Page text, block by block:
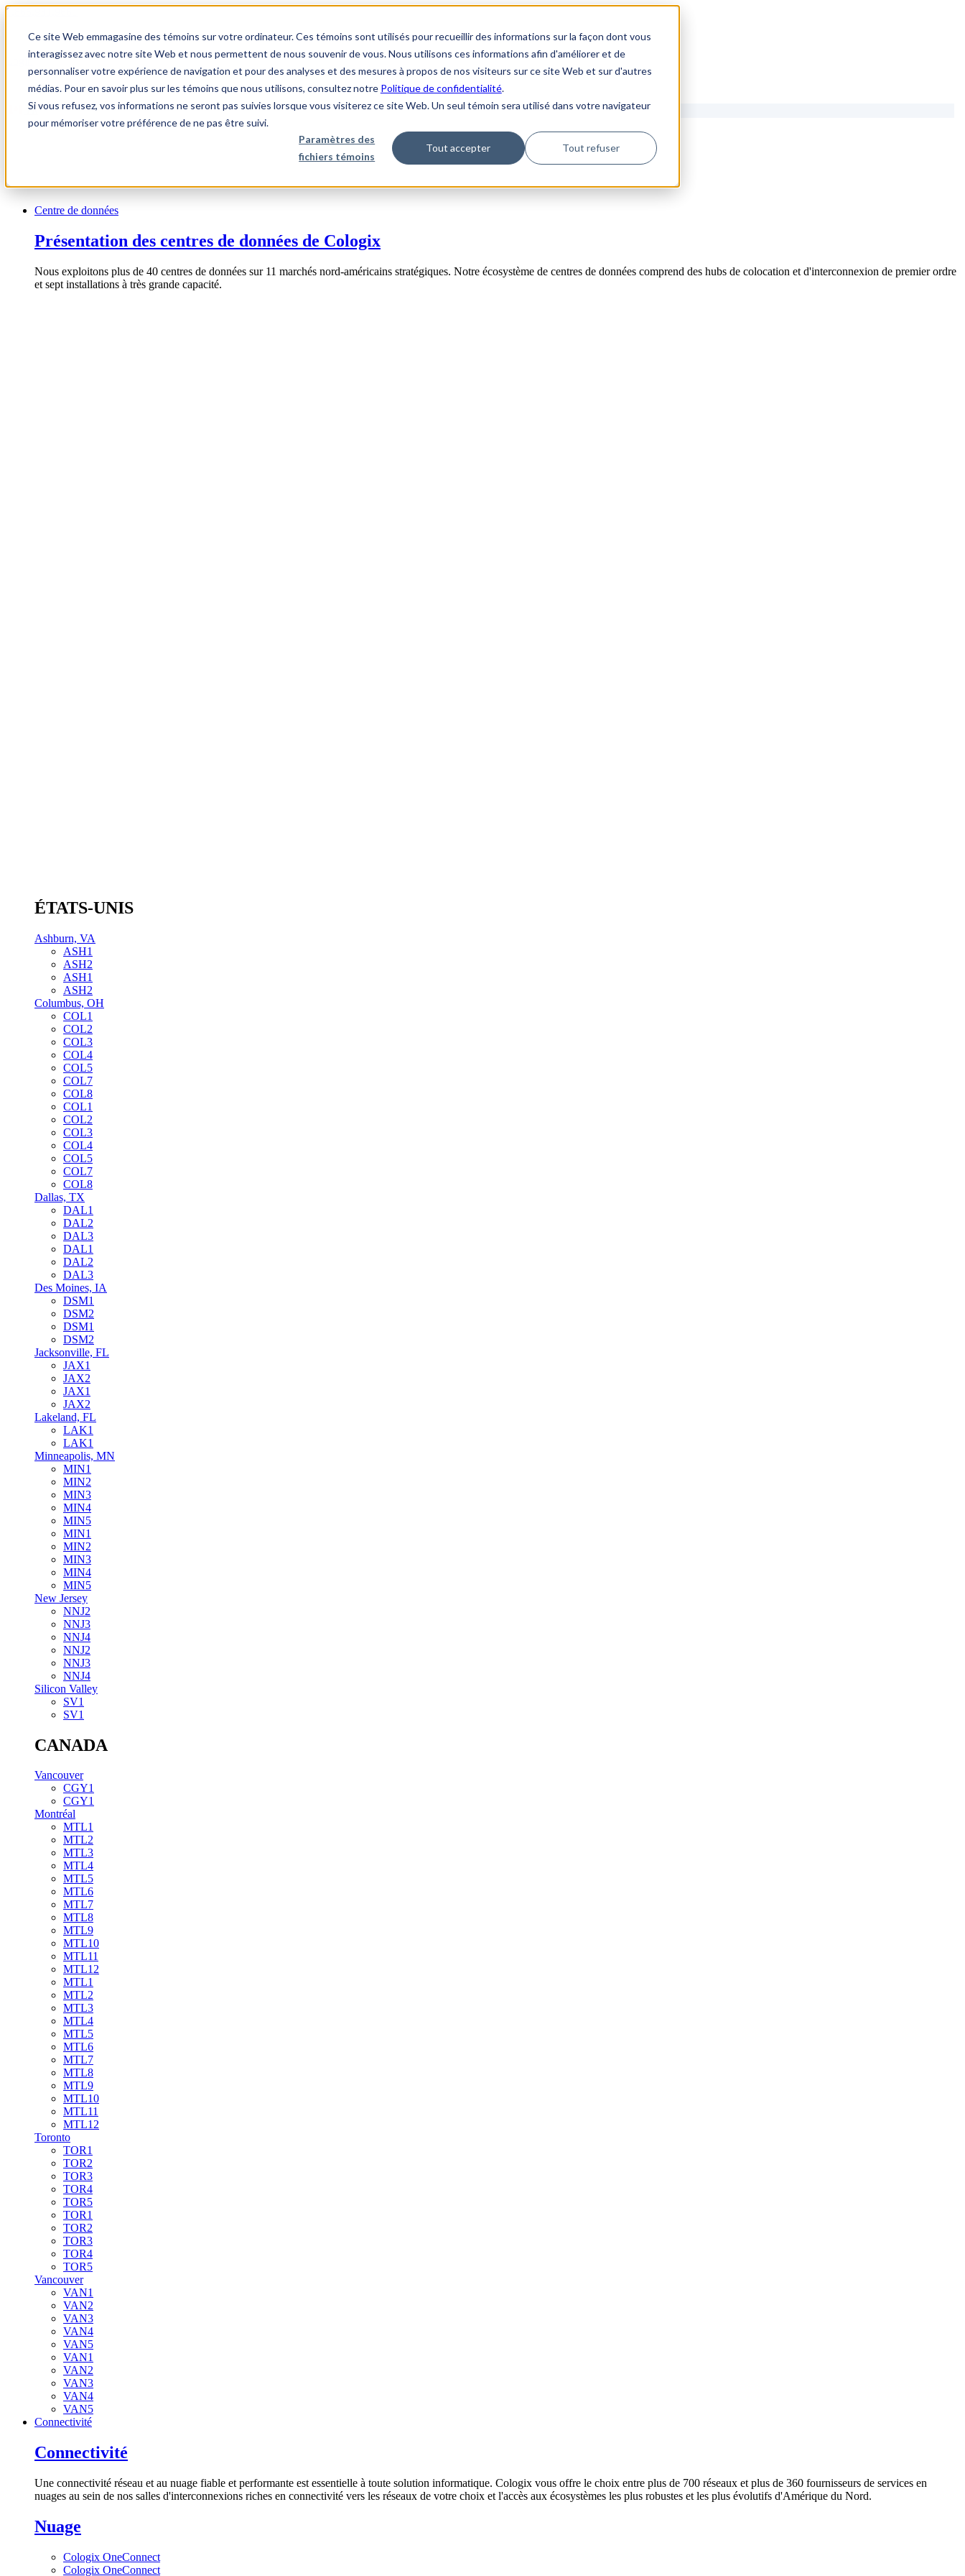
Ce site Web emmagasine des témoins sur votre ordinateur. Ces témoins sont utilisés pour recueillir des informations sur la façon dont vous
interagissez avec notre site Web et nous permettent de nous souvenir de vous. Nous utilisons ces informations afin d'améliorer et de
personnaliser votre expérience de navigation et pour des analyses et des mesures à propos de nos visiteurs sur ce site Web et sur d'autres
médias. Pour en savoir plus sur les témoins que nous utilisons, consultez notre Politique de confidentialité.
Si vous refusez, vos informations ne seront pas suivies lorsque vous visiterez ce site Web. Un seul témoin sera utilisé dans votre navigateur
pour mémoriser votre préférence de ne pas être suivi.
Paramètres des
fichiers témoins
Tout accepter Tout refuser
1.866.931.9661
Login
FR
Centre de données
Présentation des centres de données de Cologix
Nous exploitons plus de 40 centres de données sur 11 marchés nord-américains stratégiques. Notre écosystème de centres de données comprend des hubs de colocation et d'interconnexion de premier ordre
et sept installations à très grande capacité.
ÉTATS-UNIS
Ashburn, VA
ASH1
ASH2
ASH1
ASH2
Columbus, OH
COL1
COL2
COL3
COL4
COL5
COL7
COL8
COL1
COL2
COL3
COL4
COL5
COL7
COL8
Dallas, TX
DAL1
DAL2
DAL3
DAL1
DAL2
DAL3
Des Moines, IA
DSM1
DSM2
DSM1
DSM2
Jacksonville, FL
JAX1
JAX2
JAX1
JAX2
Lakeland, FL
LAK1
LAK1
Minneapolis, MN
MIN1
MIN2
MIN3
MIN4
MIN5
MIN1
MIN2
MIN3
MIN4
MIN5
New Jersey
NNJ2
NNJ3
NNJ4
NNJ2
NNJ3
NNJ4
Silicon Valley
SV1
SV1
CANADA
Vancouver
CGY1
CGY1
Montréal
MTL1
MTL2
MTL3
MTL4
MTL5
MTL6
MTL7
MTL8
MTL9
MTL10
MTL11
MTL12
MTL1
MTL2
MTL3
MTL4
MTL5
MTL6
MTL7
MTL8
MTL9
MTL10
MTL11
MTL12
Toronto
TOR1
TOR2
TOR3
TOR4
TOR5
TOR1
TOR2
TOR3
TOR4
TOR5
Vancouver
VAN1
VAN2
VAN3
VAN4
VAN5
VAN1
VAN2
VAN3
VAN4
VAN5
Connectivité
Connectivité
Une connectivité réseau et au nuage fiable et performante est essentielle à toute solution informatique. Cologix vous offre le choix entre plus de 700 réseaux et plus de 360 fournisseurs de services en
nuages au sein de nos salles d'interconnexions riches en connectivité vers les réseaux de votre choix et l'accès aux écosystèmes les plus robustes et les plus évolutifs d'Amérique du Nord.
Nuage
Cologix OneConnect
Cologix OneConnect